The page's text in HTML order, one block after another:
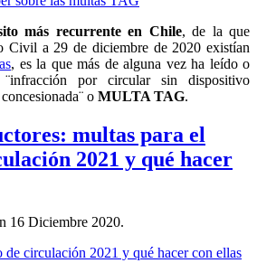
más recurrente en Chile, de la que
Civil a 29 de diciembre de 2020 existían
, es la que más de alguna vez ha leído o
¨infracción por circular sin dispositivo
o MULTA TAG.
multas para el
2021 y qué hacer
16 Diciembre 2020.